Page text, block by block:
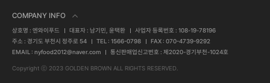
COMPANY INFO
상호명 : 엔와이푸드 대표자 : 남기민, 윤택환
사업자 등록번호 : 108-19-78196
주소 : 경기도 부천시 정주로 54
TEL : 1566-0798
FAX : 070-4739-9292
EMAIL : nyfood2012@naver.com
통신판매업신고번호 : 제2020-경기부천-1024호
Copyright ⓒ 2023 GOLDEN BROWN ALL RIGHTS RESERVED.